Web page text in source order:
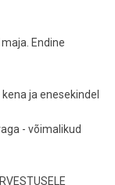
Endine
ja enesekindel
- võimalikud